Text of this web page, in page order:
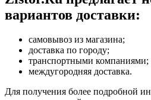
вариантов доставки:
самовывоз из магазина;
доставка по городу;
транспортными компаниями;
междугородняя доставка.
Для получения более подробной